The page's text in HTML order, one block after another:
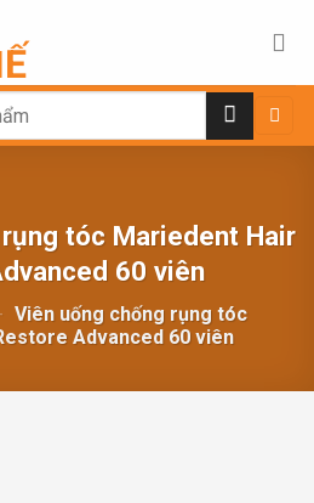
tóc Mariedent Hair
60 viên
Viên uống chống rụng tóc
Advanced 60 viên